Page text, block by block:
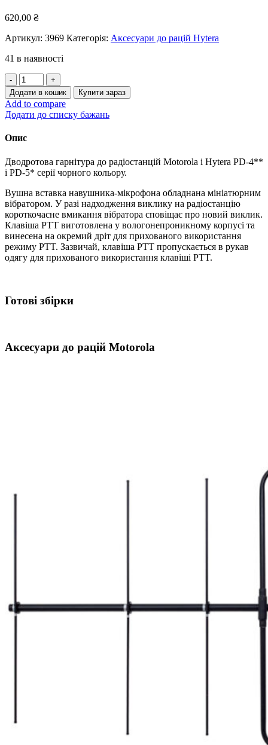
620,00 ₴
Артикул: 3969 Категорія: Аксесуари до рацій Hytera
41 в наявності
Гарнітура
HRE
(PRE)
1042
2-
з
до
р/
Motorola
і
Hytera
PD-
4**
і
PD-
Додати в кошик Купити зараз
Add to compare
Додати до списку бажань
Опис
Дводротова гарнітура до радіостанцій Motorola і Hytera PD-4**
і PD-5* серії чорного кольору.
Вушна вставка навушника-мікрофона обладнана мініатюрним
вібратором. У разі надходження виклику на радіостанцію
короткочасне вмикання вібратора сповіщає про новий виклик.
Клавіша PTT виготовлена у вологонепроникному корпусі та
винесена на окремий дріт для прихованого використання
режиму PTT. Зазвичай, клавіша PTT пропускається в рукав
одягу для прихованого використання клавіші PTT.
Готові збірки
Аксесуари до рацій Motorola